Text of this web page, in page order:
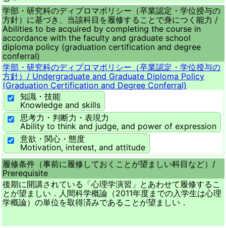
学部・研究科のディプロマポリシー（卒業認定・学位授与の
方針）に基づき、当該科目を履修することで身につく能力 /
Abilities to be acquired by completing the course in
accordance with the faculty and graduate school
diploma policy (graduation certification and degree
conferral)
学部・研究科のディプロマポリシー（卒業認定・学位授与の
方針）/ Undergraduate and Graduate Diploma Policy
(Graduation Certification and Degree Conferral)
知識・技能
Knowledge and skills
思考力・判断力・表現力
Ability to think and judge, and power of expression
意欲・関心・態度
Motivation, interest, and attitude
履修条件（事前に履修しておくことが望ましい科目など）/
Prerequisite
後期に開講されている「心理学演習」とあわせて履修するこ
とが望ましい．人間科学概論（2011年度までの入学生は心理
学概論）の単位を取得済みであることが望ましい．